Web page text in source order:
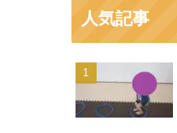
人気記事